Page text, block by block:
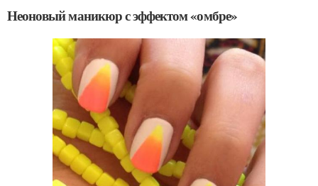
Неоновый маникюр с эффектом «омбре»